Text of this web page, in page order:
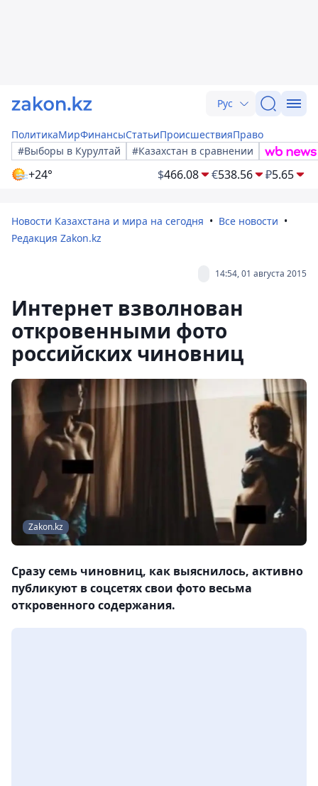
Рус
ПолитикаМирФинансыСтатьиПроисшествияПраво
#Выборы в Курултай
#Казахстан в сравнении
+24° $466.08 €538.56 ₽5.65
Новости Казахстана и мира на сегодня
Все новости
Редакция Zakon.kz
14:54, 01 августа 2015
Интернет взволнован
откровенными фото
российских чиновниц
Zakon.kz
Сразу семь чиновниц, как выяснилось, активно
публикуют в соцсетях свои фото весьма
откровенного содержания.